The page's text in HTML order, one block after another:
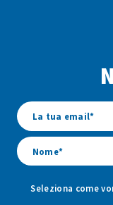
Seleziona come